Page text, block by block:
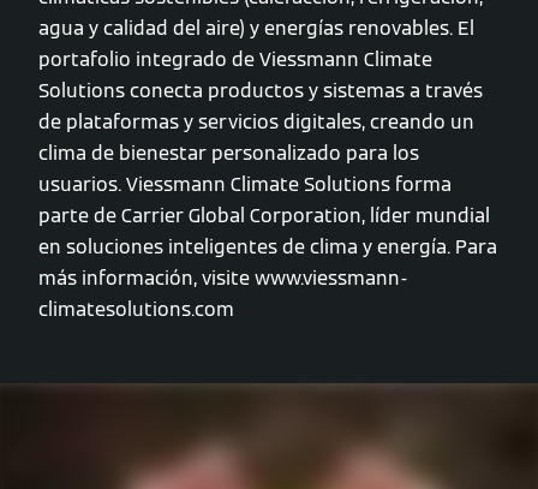
agua y calidad del aire) y energías renovables. El
portafolio integrado de Viessmann Climate
Solutions conecta productos y sistemas a través
de plataformas y servicios digitales, creando un
clima de bienestar personalizado para los
usuarios. Viessmann Climate Solutions forma
parte de Carrier Global Corporation, líder mundial
en soluciones inteligentes de clima y energía. Para
más información, visite www.viessmann-
climatesolutions.com